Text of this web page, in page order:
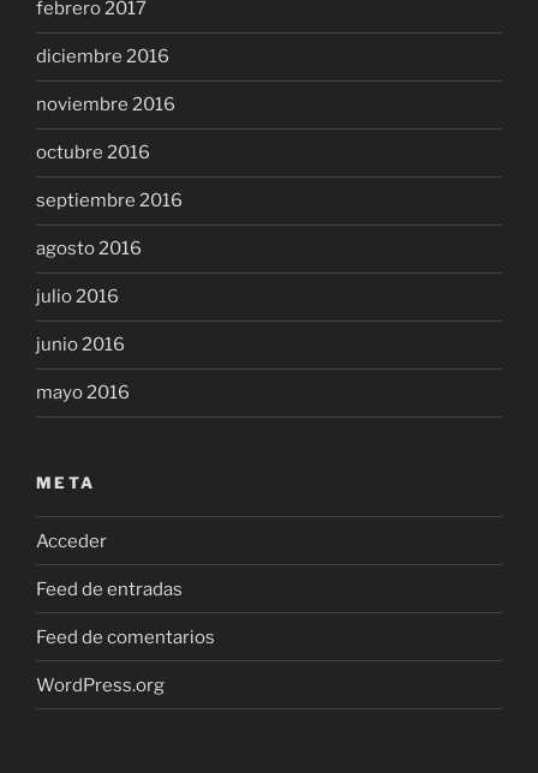
febrero 2017
diciembre 2016
noviembre 2016
octubre 2016
septiembre 2016
agosto 2016
julio 2016
junio 2016
mayo 2016
META
Acceder
Feed de entradas
Feed de comentarios
WordPress.org